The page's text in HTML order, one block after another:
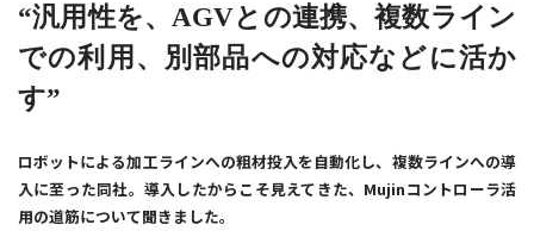
“汎用性を、AGVとの連携、複数ライン
での利用、別部品への対応などに活か
す”
ロボットによる加工ラインへの粗材投入を自動化し、複数ラインへの導
入に至った同社。導入したからこそ見えてきた、Mujinコントローラ活
用の道筋について聞きました。